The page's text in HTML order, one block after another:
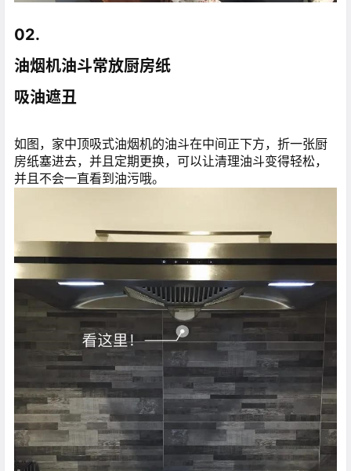
02.
油烟机油斗常放厨房纸
吸油遮丑
如图，家中顶吸式油烟机的油斗在中间正下方，折一张厨
房纸塞进去，并且定期更换，可以让清理油斗变得轻松，
并且不会一直看到油污哦。